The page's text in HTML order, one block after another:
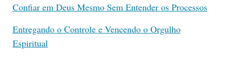
Confiar em Deus Mesmo Sem Entender os Processos
Entregando o Controle e Vencendo o Orgulho
Espiritual